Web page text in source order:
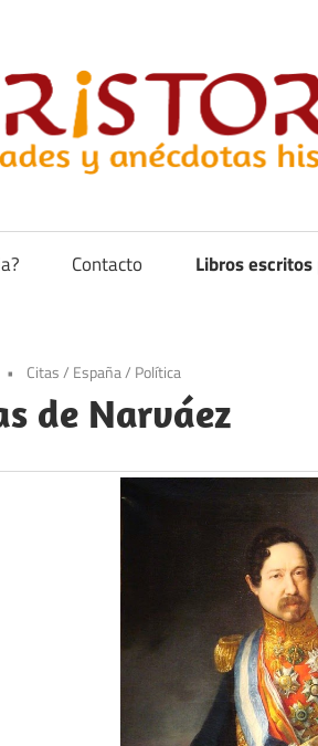
Contacto Libros
Citas/ España/ Política
de Narváez